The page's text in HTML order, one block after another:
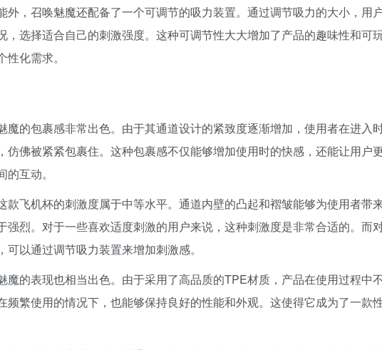
外，召唤魅魔还配备了一个可调节的吸力装置。通过调节吸力的大小，用
，选择适合自己的刺激强度。这种可调节性大大增加了产品的趣味性和可
化需求。
魔的包裹感非常出色。由于其通道设计的紧致度逐渐增加，使用者在进入
仿佛被紧紧包裹住。这种包裹感不仅能够增加使用时的快感，还能让用户
互动。
款飞机杯的刺激度属于中等水平。通道内壁的凸起和褶皱能够为使用者带
强烈。对于一些喜欢适度刺激的用户来说，这种刺激度是非常合适的。而
以通过调节吸力装置来增加刺激感。
魔的表现也相当出色。由于采用了高品质的TPE材质，产品在使用过程中
频繁使用的情况下，也能够保持良好的性能和外观。这使得它成为了一款